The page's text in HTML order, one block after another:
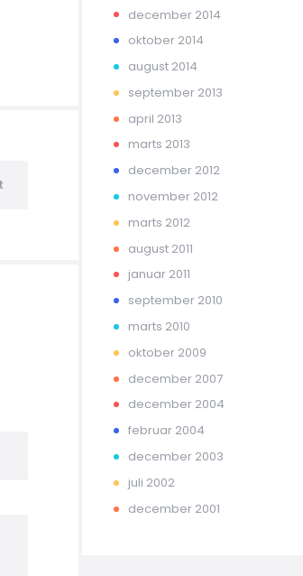
december 2014
oktober 2014
august 2014
september 2013
april 2013
marts 2013
december 2012
november 2012
marts 2012
august 2011
januar 2011
september 2010
marts 2010
oktober 2009
december 2007
december 2004
februar 2004
december 2003
juli 2002
december 2001